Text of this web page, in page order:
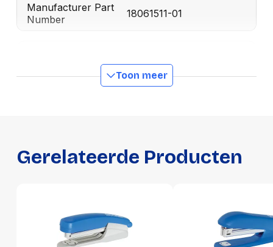
Manufacturer Part
Number
18061511-01
Lengte
0 mm
Per stuk
Hoeveelheid:
1 stuk
Toon meer
Gerelateerde Producten